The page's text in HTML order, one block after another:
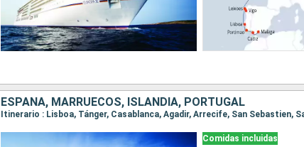
ESPAÑA, MARRUECOS, ISLANDIA, PORTUGAL
Comidas incluidas